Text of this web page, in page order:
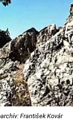
František Kovár